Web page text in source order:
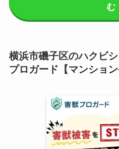
む
横浜市磯子区のハクビ
プロガード【マンショ